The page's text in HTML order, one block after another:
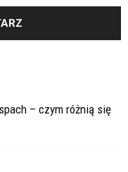
– czym różnią się